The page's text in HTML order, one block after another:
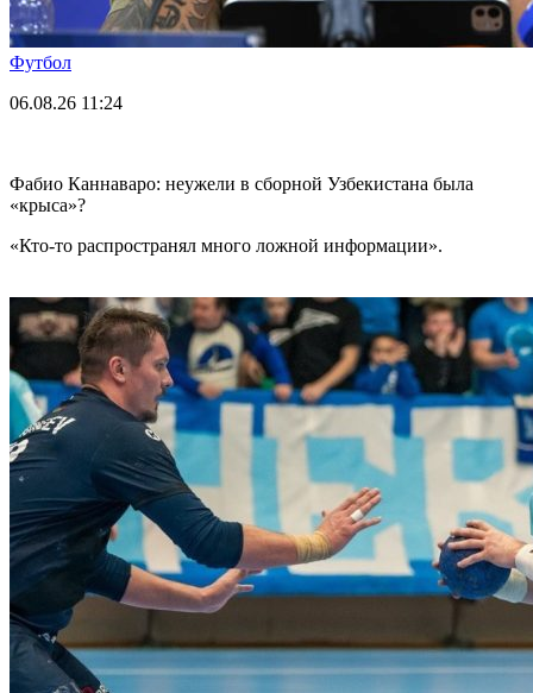
Футбол
06.08.26 11:24
Фабио Каннаваро: неужели в сборной Узбекистана была
«крыса»?
«Кто-то распространял много ложной информации».